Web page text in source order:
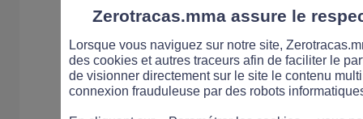
coût de ses
c’est possible
Zerotracas.mma assure le
Lorsque vous naviguez sur notre site,
des cookies et autres traceurs afin de faciliter le
de visionner directement sur le site le contenu
connexion frauduleuse par des robots